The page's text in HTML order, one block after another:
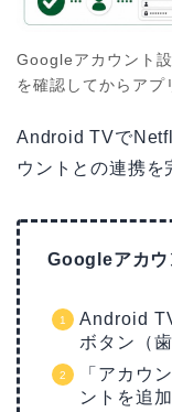
Googleアカウント
を確認してからアプ
Android TVで
ウントとの連携を
Googleアカウ
Android
ボタン（
「アカウ
ントを追